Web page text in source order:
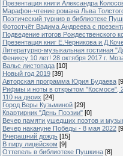
Презентация книги Александра
Марафон-чтение романа Льва
Поэтический турнир в библиотеке
Фотоотчёт Вадима Андреева с
Подведение итогов Рождественского
Презентация книг Е.Черникова и
Литературно-музыкальная гостиная
Фениксу 10 лет! 28 октября 2017 г.
Вальс листопада [10]
Новый год 2019 [39]
Авторская программа Юрия Будаева
Рифмы и ноты в открытом "Космосе",
110 на двоих [24]
Город Веры Кузьминой [29]
Квартирник "День Поэзии" [0]
Вечер памяти ушедших поэтов и
Вечер накануне Победы - 8 мая 2022
Вчерашний дождь [15]
В пиру лицейском [9]
Оттепель в библиотеке Пушкина [8]